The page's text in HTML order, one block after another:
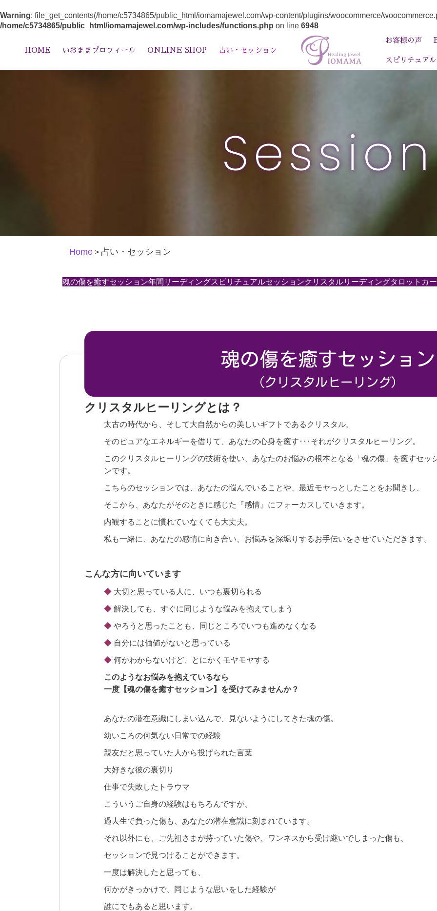
Warning: file_get_contents(/home/c5734865/public_html/iomamajewel.com/wp-content/plugins/woocommerce/
/home/c5734865/public_html/iomamajewel.com/wp-includes/functions.php on line 6948
HOME いおままプロフィール ONLINE SHOP 占い・セッション
お客様の声
スピリチュア
Session
Home > 占い・セッション
魂の傷を癒すセッション年間リーディングスピリチュアルセッションクリスタルリーディングタロットカ
魂の傷を癒すセッション
（クリスタルヒーリング）
クリスタルヒーリングとは？
太古の時代から、そして大自然からの美しいギフトであるクリスタル。
そのピュアなエネルギーを借りて、あなたの心身を癒す･･･それがクリスタルヒーリング。
このクリスタルヒーリングの技術を使い、あなたのお悩みの根本となる「魂の傷」を癒すセッ
ンです。
こちらのセッションでは、あなたの悩んでいることや、最近モヤっとしたことをお聞きし、
そこから、あなたがそのときに感じた『感情』にフォーカスしていきます。
内観することに慣れていなくても大丈夫。
私も一緒に、あなたの感情に向き合い、お悩みを深堀りするお手伝いをさせていただきます。
こんな方に向いています
◆ 大切と思っている人に、いつも裏切られる
◆ 解決しても、すぐに同じような悩みを抱えてしまう
◆ やろうと思ったことも、同じところでいつも進めなくなる
◆ 自分には価値がないと思っている
◆ 何かわからないけど、とにかくモヤモヤする
このようなお悩みを抱えているなら
一度【魂の傷を癒すセッション】を受けてみませんか？
あなたの潜在意識にしまい込んで、見ないようにしてきた魂の傷。
幼いころの何気ない日常での経験
親友だと思っていた人から投げられた言葉
大好きな彼の裏切り
仕事で失敗したトラウマ
こういうご自身の経験はもちろんですが、
過去生で負った傷も、あなたの潜在意識に刻まれています。
それ以外にも、ご先祖さまが持っていた傷や、ワンネスから受け継いでしまった傷も、
セッションで見つけることができます。
一度は解決したと思っても、
何かがきっかけで、同じような思いをした経験が
誰にでもあると思います。